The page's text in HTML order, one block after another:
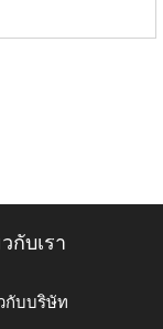
กับเรา
กับบริษัท